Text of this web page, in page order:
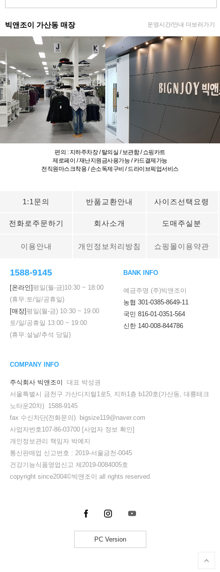
빅앤조이 가산동 매장 운영시간/안내 더보러가기
편의 : 지하주차장 / 탈의실 / 보관함 / 쇼핑카트
제로페이 / 재난지원금사용가능 / 카드결제가능
전직원마스크착용 / 손소독제구비 / 드라이브픽업서비스
1:1문의 반품교환안내 사이즈선택요령
전화로주문하기 회사소개 도매주실분
이용안내 개인정보처리방침 쇼핑몰이용약관
1588-9145
[온라인]평일(월-금)10:30 ~ 18:00
(휴무:토/일/공휴일)
[매장]평일(월-금) 10:30 ~ 19:00
토/일/공휴일 13:00 ~ 19:00
(휴무:설날/추석 당일)
BANK INFO
예금주명 (주)빅앤조이
농협 301-0385-8649-11
국민 816-01-0351-564
신한 140-008-844786
COMPANY INFO
주식회사 빅앤조이
대표 박성권
서울특별시 금천구 가산디지털1로5, 지하1층 b120호(가산동, 대륭테크
노타운20차) 1588-9145
fax 수신차단(전화문의) bigsize119@naver.com
사업자번호107-86-03700 [사업자 정보 확인]
개인정보관리 책임자 박예지
통신판매업 신고번호 : 2019-서울금천-0045
건강기능식품영업신고 제2019-0084005호
copyright since2004©빅앤조이 all rights reserved.
PC Version